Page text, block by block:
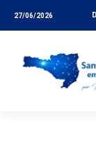
27/06/2026